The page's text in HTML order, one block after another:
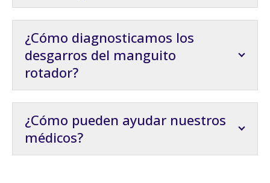
¿Cómo diagnosticamos los
desgarros del manguito
rotador?
¿Cómo pueden ayudar nuestros
médicos?